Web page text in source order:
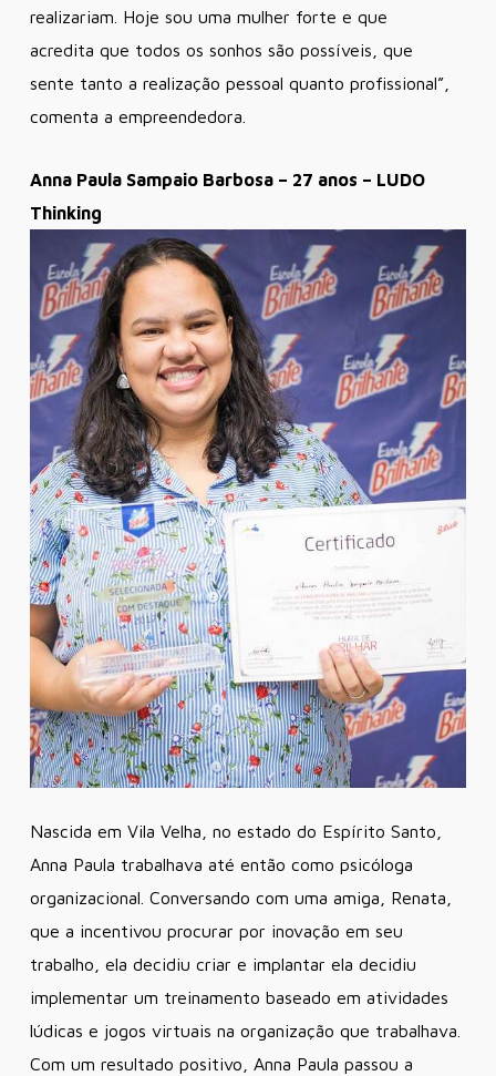
realizariam. Hoje sou uma mulher forte e que
acredita que todos os sonhos são possíveis, que
sente tanto a realização pessoal quanto profissional”,
comenta a empreendedora.
Anna Paula Sampaio Barbosa – 27 anos – LUDO
Thinking
Nascida em Vila Velha, no estado do Espírito Santo,
Anna Paula trabalhava até então como psicóloga
organizacional. Conversando com uma amiga, Renata,
que a incentivou procurar por inovação em seu
trabalho, ela decidiu criar e implantar ela decidiu
implementar um treinamento baseado em atividades
lúdicas e jogos virtuais na organização que trabalhava.
Com um resultado positivo, Anna Paula passou a